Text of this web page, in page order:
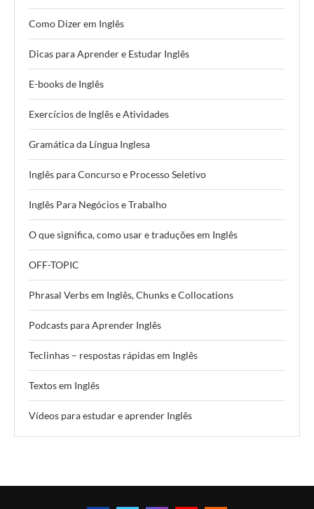
Como Dizer em Inglês
Dicas para Aprender e Estudar Inglês
E-books de Inglês
Exercícios de Inglês e Atividades
Gramática da Língua Inglesa
Inglês para Concurso e Processo Seletivo
Inglês Para Negócios e Trabalho
O que significa, como usar e traduções em Inglês
OFF-TOPIC
Phrasal Verbs em Inglês, Chunks e Collocations
Podcasts para Aprender Inglês
Teclinhas – respostas rápidas em Inglês
Textos em Inglês
Vídeos para estudar e aprender Inglês